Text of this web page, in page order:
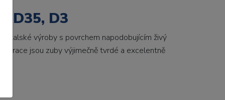
D35, D3
italské výroby s povrchem napodobujícím živý
jsou zuby výjimečně tvrdé a excelentně